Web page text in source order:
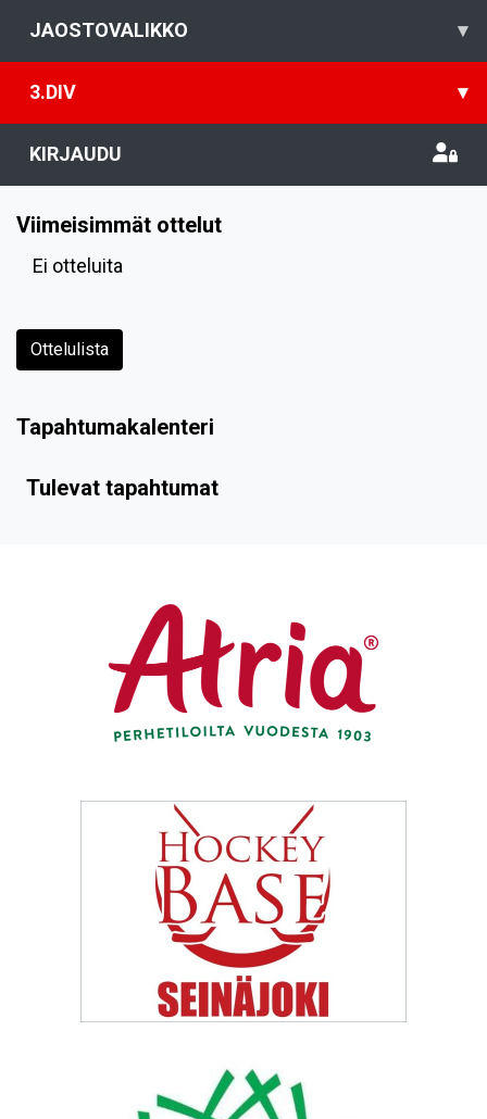
JAOSTOVALIKKO ▾
3.DIV ▾
KIRJAUDU
Viimeisimmät ottelut
Ei otteluita
Ottelulista
Tapahtumakalenteri
Tulevat tapahtumat